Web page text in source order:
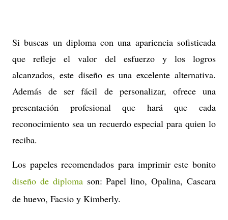
Si buscas un diploma con una apariencia sofisticada
que refleje el valor del esfuerzo y los logros
alcanzados, este diseño es una excelente alternativa.
Además de ser fácil de personalizar, ofrece una
presentación profesional que hará que cada
reconocimiento sea un recuerdo especial para quien lo
reciba.
Los papeles recomendados para imprimir este bonito
diseño de diplomason: Papel lino, Opalina, Cascara
de huevo, Facsio y Kimberly.